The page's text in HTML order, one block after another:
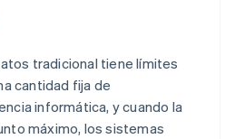
tradicional tiene límites
cantidad fija de
informática, y cuando la
máximo, los sistemas